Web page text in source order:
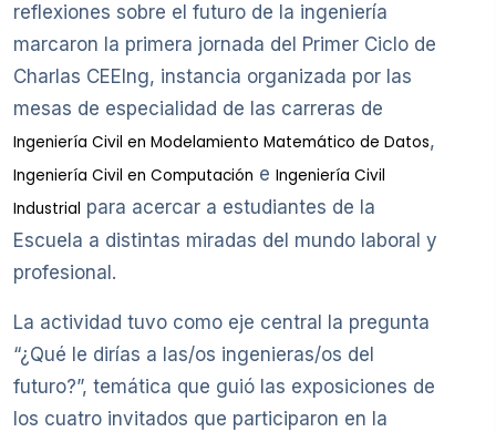
reflexiones sobre el futuro de la ingeniería
marcaron la primera jornada del Primer Ciclo de
Charlas CEEIng, instancia organizada por las
mesas de especialidad de las carreras de
Ingeniería Civil en Modelamiento Matemático de Datos,
Ingeniería Civil en Computación e Ingeniería Civil
Industrial para acercar a estudiantes de la
Escuela a distintas miradas del mundo laboral y
profesional.
La actividad tuvo como eje central la pregunta
“¿Qué le dirías a las/os ingenieras/os del
futuro?”, temática que guió las exposiciones de
los cuatro invitados que participaron en la